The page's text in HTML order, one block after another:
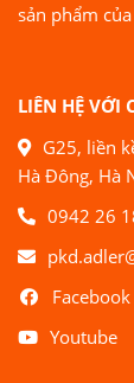
sản phẩm của
LIÊN HỆ VỚI
G25, liền
Hà Đông, Hà
0942 26
Facebook
Youtube